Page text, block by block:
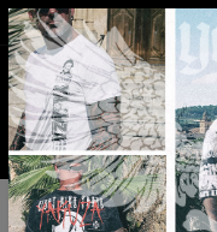
+420 702 136 620 (Po-Ne,
Úvod PÁNSKÉ TRIKA &
Regular T-Shirt black L